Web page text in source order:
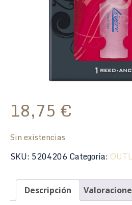
18,75 €
Sin existencias
SKU: 5204206Categoría:
Descripción